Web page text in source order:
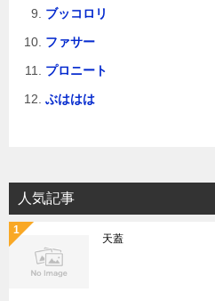
ブッコロリ
ファサー
プロニート
ぶははは
人気記事
天蓋